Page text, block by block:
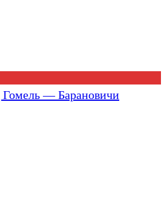
— Барановичи